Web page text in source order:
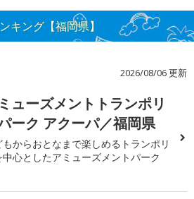
キング【福岡県】
2026/08/06 更新
ューズメントトランポリ
ーク アクーパ／福岡県
もからおとなまで楽しめるトランポリ
中心としたアミューズメントパーク